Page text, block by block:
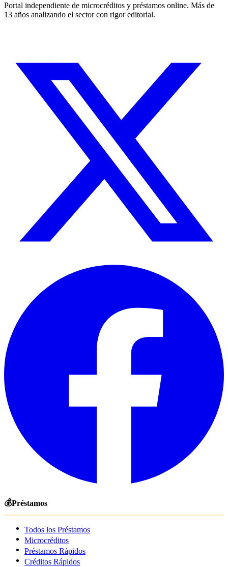
Portal independiente de microcréditos y préstamos online. Más de
13 años analizando el sector con rigor editorial.
💰Préstamos
Todos los Préstamos
Microcréditos
Préstamos Rápidos
Créditos Rápidos